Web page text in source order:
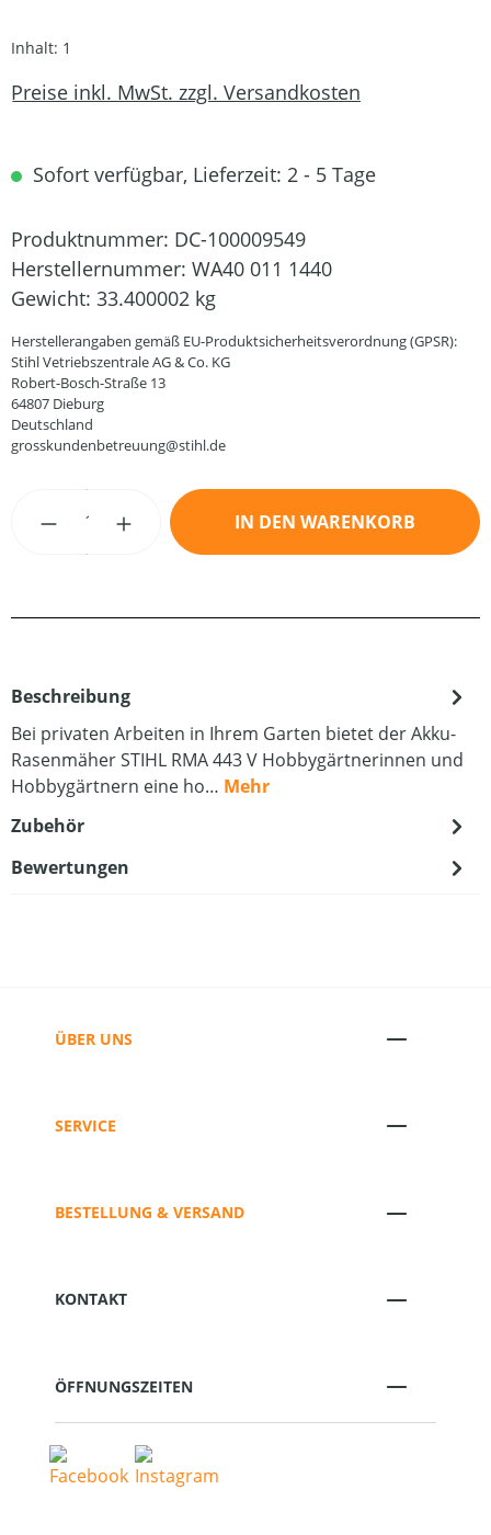
Inhalt: 1
Preise inkl. MwSt. zzgl. Versandkosten
Sofort verfügbar, Lieferzeit: 2 - 5 Tage
Produktnummer: DC-100009549
Herstellernummer: WA40 011 1440
Gewicht: 33.400002 kg
Herstellerangaben gemäß EU-Produktsicherheitsverordnung (GPSR):
Stihl Vetriebszentrale AG & Co. KG
Robert-Bosch-Straße 13
64807 Dieburg
Deutschland
grosskundenbetreuung@stihl.de
Produkt Anzahl: Gib den gewünschten
IN DEN WARENKORB
Beschreibung
Bei privaten Arbeiten in Ihrem Garten bietet der Akku-
Rasenmäher STIHL RMA 443 V Hobbygärtnerinnen und
Hobbygärtnern eine ho… Mehr
Zubehör
Bewertungen
ÜBER UNS
SERVICE
BESTELLUNG & VERSAND
KONTAKT
ÖFFNUNGSZEITEN